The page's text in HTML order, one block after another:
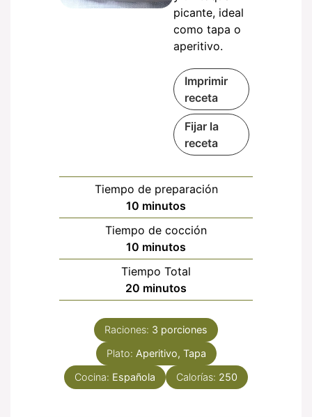
picante, ideal
como tapa o
aperitivo.
Imprimir
receta
Fijar la
receta
Tiempo de preparación
10 minutos
minutos
Tiempo de cocción
10 minutos
minutos
Tiempo Total
20 minutos
minutos
Raciones: 3 porciones
Plato: Aperitivo, Tapa
Cocina: Española Calorías: 250